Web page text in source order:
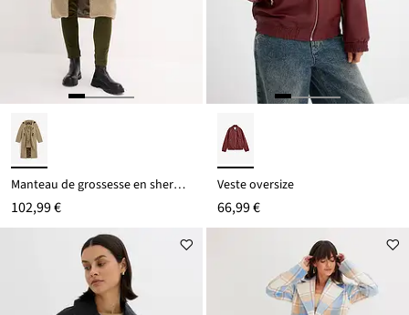
Manteau de grossesse en sherpa avec empiècement de portage
102,99 €
Veste oversize
66,99 €